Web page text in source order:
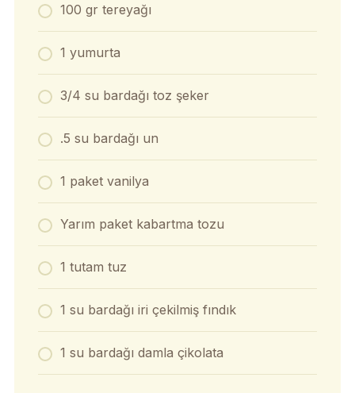
100 gr tereyağı
1 yumurta
3/4 su bardağı toz şeker
.5 su bardağı un
1 paket vanilya
Yarım paket kabartma tozu
1 tutam tuz
1 su bardağı iri çekilmiş fındık
1 su bardağı damla çikolata